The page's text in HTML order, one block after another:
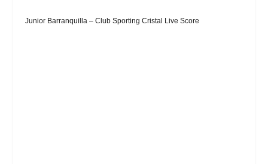
Junior Barranquilla – Club Sporting Cristal Live Score